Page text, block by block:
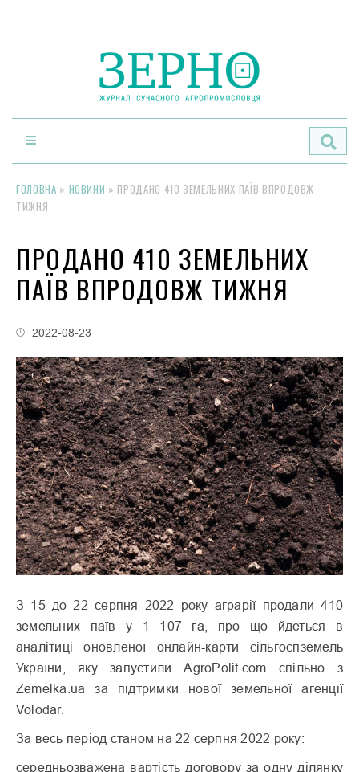
ГОЛОВНА » НОВИНИ » ПРОДАНО 410 ЗЕМЕЛЬНИХ ПАЇВ ВПРОДОВЖ
ТИЖНЯ
ПРОДАНО 410 ЗЕМЕЛЬНИХ
ПАЇВ ВПРОДОВЖ ТИЖНЯ
2022-08-23
З 15 до 22 серпня 2022 року аграрії продали 410
земельних паїв у 1 107 га, про що йдеться в
аналітиці оновленої онлайн-карти сільгоспземель
України, яку запустили AgroPolit.com спільно з
Zemelka.ua за підтримки нової земельної агенції
Volodar.
За весь період станом на 22 серпня 2022 року:
середньозважена вартість договору за одну ділянку